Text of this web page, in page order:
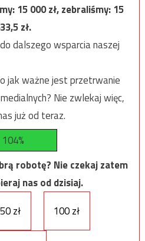
15 000zł, zebraliśmy:15
zł.
dalszego wsparcia naszej
jak ważne jest przetrwanie
Nie zwlekaj więc,
już od teraz.
104%
robotę? Nie czekaj zatem
nas od dzisiaj.
50 zł 100 zł